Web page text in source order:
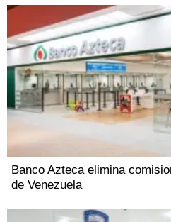
Banco Azteca elimina
de Venezuela